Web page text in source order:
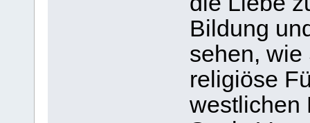
Bildung
sehen, wie
religiöse
westlichen